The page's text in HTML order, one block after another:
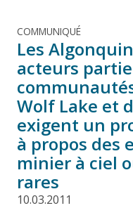
COMMUNIQUÉ
Les
acteurs
Wolf Lake et
exigent un
à propos des
minier à ciel
rares
10.03.2011